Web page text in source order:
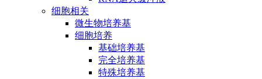
细胞相关
微生物培养基
细胞培养
基础培养基
完全培养基
特殊培养基